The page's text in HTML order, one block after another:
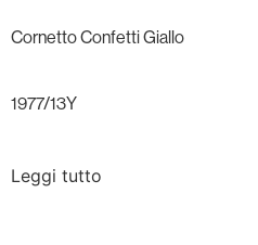
Cornetto Confetti Giallo
1977/13Y
Leggi tutto